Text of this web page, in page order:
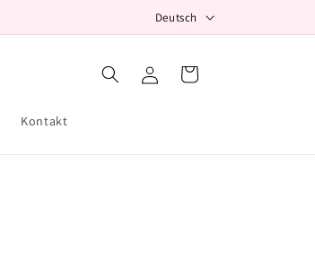
p
r
Deutsch
Kontakt
EinloggenWarenkorb